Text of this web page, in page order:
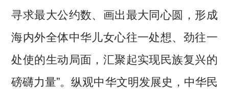
寻求最大公约数、画出最大同心圆，形成
海内外全体中华儿女心往一处想、劲往一
处使的生动局面，汇聚起实现民族复兴的
磅礴力量”。纵观中华文明发展史，中华民